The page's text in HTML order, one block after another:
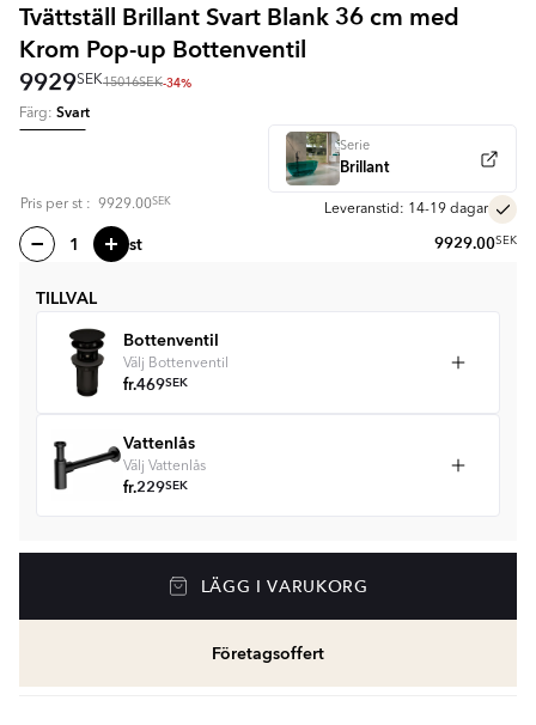
Tvättställ Brillant Svart Blank 36 cm med
Krom Pop-up Bottenventil
9929SEK15016SEK-34%
Färg: Svart
Serie
Brillant
Pris per st : 9929.00SEK
Leveranstid: 14-19 dagar
st 9929.00SEK
TILLVAL
Bottenventil
Välj Bottenventil
fr.469SEK
Vattenlås
Välj Vattenlås
fr.229SEK
LÄGG I VARUKORG
Företagsoffert